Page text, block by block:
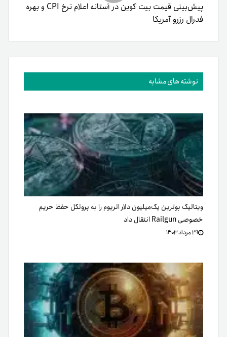
پیش‌بینی قیمت بیت کوین در آستانه اعلام نرخ CPI و بهره
فدرال رزرو آمریکا
نوشته های مشابه
ویتالیک بوترین یک‌میلیون دلار اتریوم را به پروتکل حفظ حریم
خصوصی Railgun انتقال داد
۲۹ مرداد ۱۴۰۳